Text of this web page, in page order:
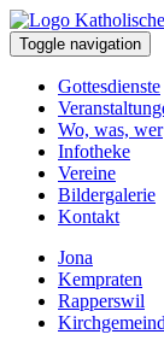
Toggle navigation
Gottesdienste
Wo, was, wer
Infotheke
Vereine
Bildergalerie
Kontakt
Jona
Kempraten
Rapperswil